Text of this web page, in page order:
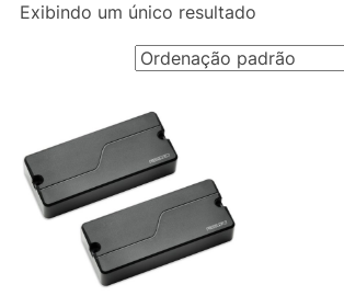
Exibindo um único resultado